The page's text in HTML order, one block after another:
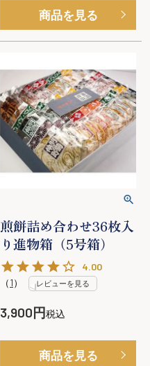
商品を見る
煎餅詰め合わせ36枚入
り進物箱（5号箱）
4.00
（1） レビューを見る
3,900 税込
商品を見る